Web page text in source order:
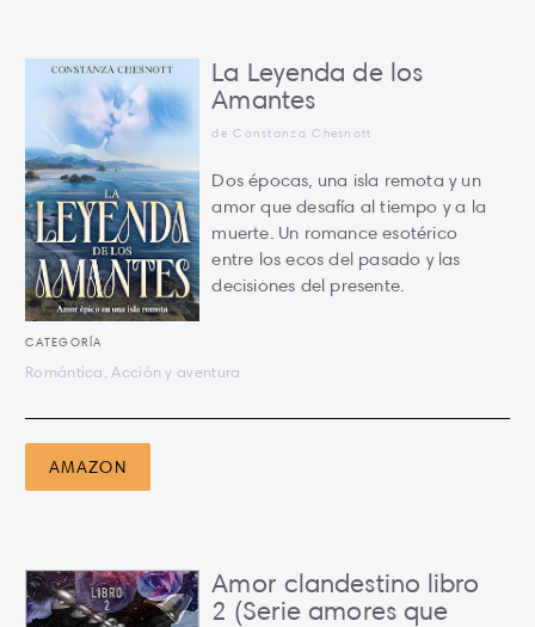
La Leyenda de los
Amantes
de Constanza Chesnott
Dos épocas, una isla remota y un
amor que desafía al tiempo y a la
muerte. Un romance esotérico
entre los ecos del pasado y las
decisiones del presente.
CATEGORÍA
Romántica, Acción y aventura
AMAZON
Amor clandestino libro
2 (Serie amores que